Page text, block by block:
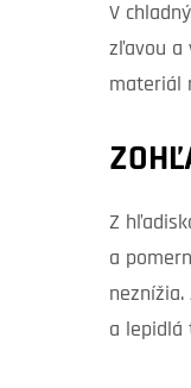
V
zľavou a
materiál
Z
a
a lepidlá